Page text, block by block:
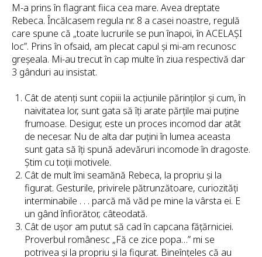
M-a prins în flagrant fiica cea mare. Avea dreptate
Rebeca. Încălcasem regula nr. 8 a casei noastre, regulă
care spune că „toate lucrurile se pun înapoi, în ACELAȘI
loc”. Prins în ofsaid, am plecat capul și mi-am recunosc
greșeala. Mi-au trecut în cap multe în ziua respectivă dar
3 gânduri au insistat.
Cât de atenți sunt copiii la acțiunile părinților și cum, în
naivitatea lor, sunt gata să îți arate părțile mai puține
frumoase. Desigur, este un proces incomod dar atât
de necesar. Nu de alta dar puțini în lumea aceasta
sunt gata să îți spună adevăruri incomode în dragoste.
Știm cu toții motivele.
Cât de mult îmi seamănă Rebeca, la propriu și la
figurat. Gesturile, privirele pătrunzătoare, curiozități
interminabile . . . parcă mă văd pe mine la vârsta ei. E
un gând înfiorător, câteodată.
Cât de ușor am putut să cad în capcana fățărniciei.
Proverbul românesc „Fă ce zice popa…” mi se
potrivea și la propriu și la figurat. Bineînțeles că au